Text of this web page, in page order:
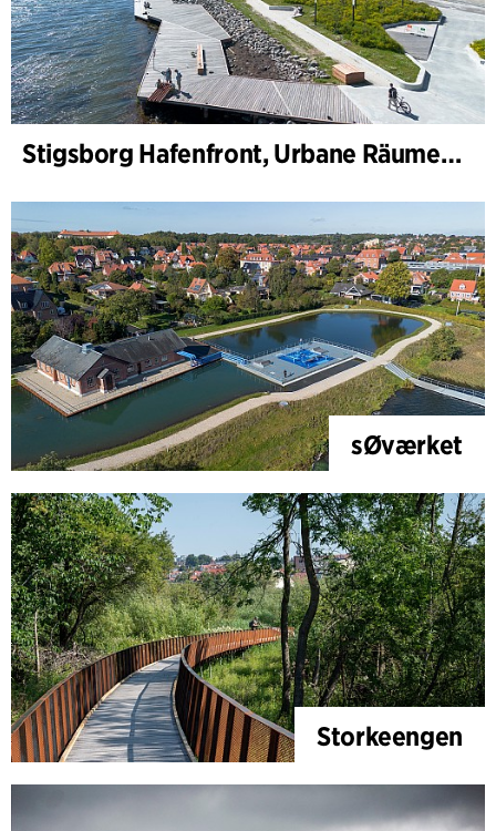
Stigsborg Hafenfront, Urbane Räume und Landschaft
sØværket
Storkeengen